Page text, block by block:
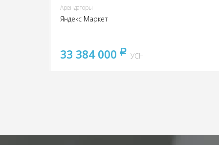
Арендаторы
Яндекс Маркет
33 384 000 pуб
УСН